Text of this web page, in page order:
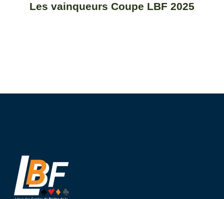
Les vainqueurs Coupe LBF 2025